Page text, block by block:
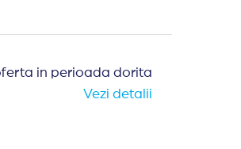
in perioada dorita
Vezi detalii